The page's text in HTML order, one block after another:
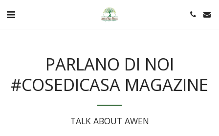
PARLANO DI NOI
#COSEDICASA MAGAZINE
TALK ABOUT AWEN